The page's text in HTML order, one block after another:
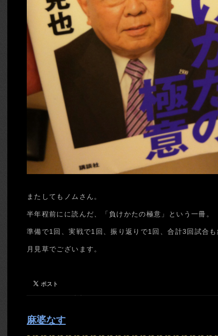
またしてもノムさん。
半年程前にに読んだ、「負けかたの極意」という一冊。
準備で1回、実戦で1回、振り返りで1回、合計3回試合
月見草でございます。
麻婆なす